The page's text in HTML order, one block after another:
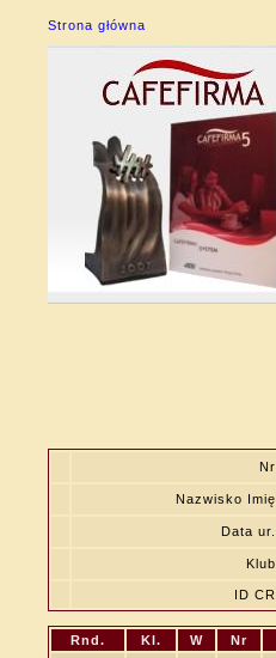
Strona główna
Nr
Nazwisko Imię
Data ur.
Klub
ID CR
Rnd. Kl. W Nr